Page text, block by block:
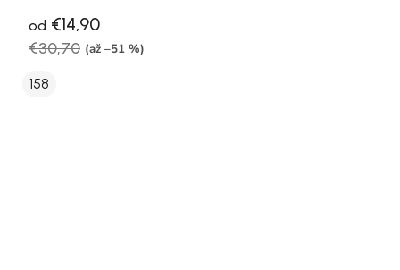
od €14,90
€30,70 (až –51 %)
158